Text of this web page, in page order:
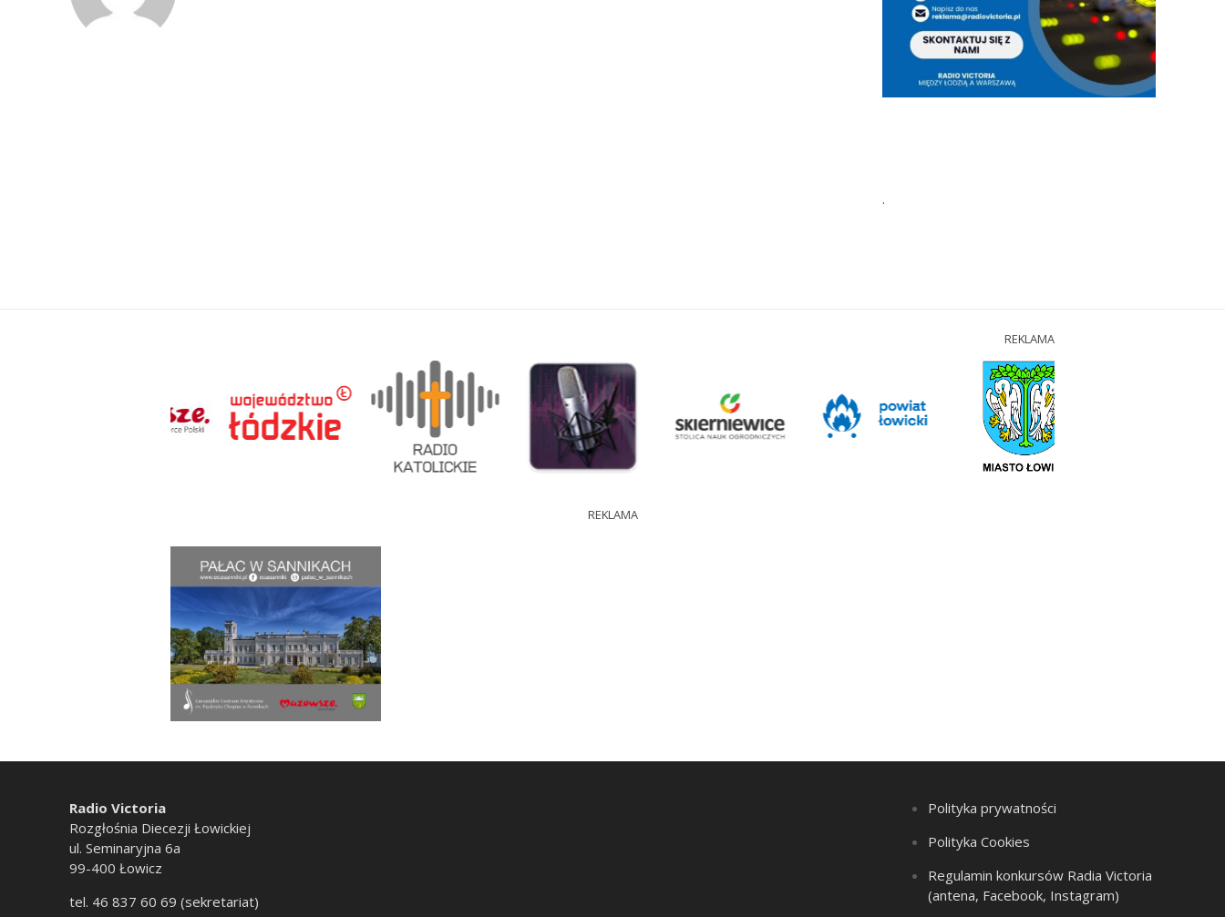
.
REKLAMA
REKLAMA
Radio Victoria
Rozgłośnia Diecezji Łowickiej
ul. Seminaryjna 6a
99-400 Łowicz
tel. 46 837 60 69 (sekretariat)
Polityka prywatności
Polityka Cookies
Regulamin konkursów Radia Victoria
(antena, Facebook, Instagram)